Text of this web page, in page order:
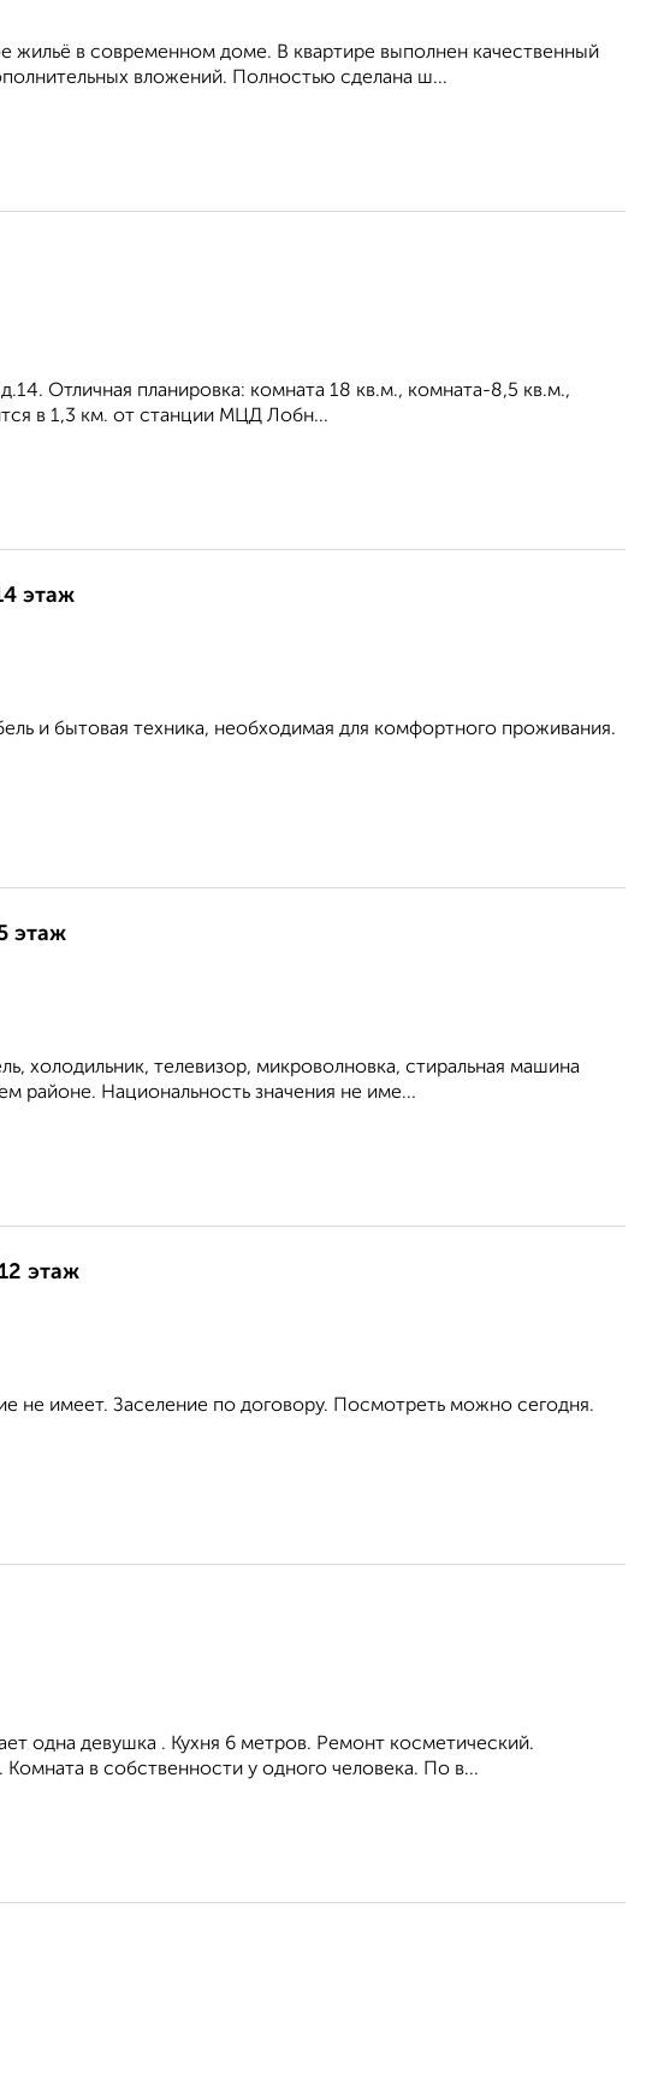
жильё в современном доме. В квартире выполнен качественный
вложений. Полностью сделана ш...
Отличная планировка: комната 18 кв.м., комната-8,5 кв.м.,
в 1,3 км. от станции МЦД Лобн...
этаж
и бытовая техника, необходимая для комфортного проживания.
этаж
холодильник, телевизор, микроволновка, стиральная машина
районе. Национальность значения не име...
этаж
не имеет. Заселение по договору. Посмотреть можно сегодня.
одна девушка . Кухня 6 метров. Ремонт косметический.
в собственности у одного человека. По в...